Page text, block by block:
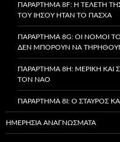
ΠΑΡΆΡΤΗΜΑ 8F: Η ΤΕΛΕΤΉ
ΤΟΥ ΙΗΣΟΎ ΉΤΑΝ ΤΟ ΠΆΣΧΑ
ΠΑΡΆΡΤΗΜΑ 8G: ΟΙ ΝΌΜΟΙ
ΔΕΝ ΜΠΟΡΟΎΝ ΝΑ
ΠΑΡΆΡΤΗΜΑ 8H: ΜΕΡΙΚΉ ΚΑΙ
ΤΟΝ ΝΑΌ
ΠΑΡΆΡΤΗΜΑ 8I: Ο ΣΤΑΥΡΌΣ
ΗΜΕΡΉΣΙΑ ΑΝΑΓΝΏΣΜΑΤΑ